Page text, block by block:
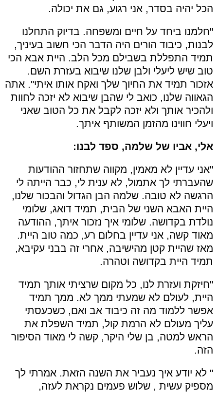
הכל יהיה בסדר, אני רגוע, גם את יכולה.
"חלמנו ביחד על חיים ומשפחה. בדיוק התחלנו
לבנות, כיבוד הורים היה הדבר הכי חשוב בעיניך,
תמיד התפללת בשבילם מכל הלב. היית אבא הכי
טוב שיש ליעלי ולבן שלנו שיבוא בעזרת השם.
אזכור תמיד את החיוך שלך ואקח אותו איתי". אתה
הגאווה שלנו, כואב לי שהבן שיבוא לא יזכה לחוות
ולהכיר אותך ולא יזכה לקבל את כל הטוב שאני
ויעלי חווינו מהזמן המשותף איתך.
אלי, אביו של שלמה, ספד לבנו:
"אני עדיין לא מאמין, מקווה שתחזור ההודעות
שהעברתי לך אתמול, לא ענית לי, כבר הייתה לי
הרגשה לא טובה. שלמה הבן הגדול והבכור שלנו,
היית האבא השני של הבית, תמיד דואג, שלומי
נולדת בקדושה. שלומי איך נזכור איתך, ההודעה
מאוד קשה, אני עדיין בחלום רע, כמה טוב היית.
מאז שהיית קטן מהישיבה, אחרי זה בבני עקיבא,
תמיד היית בקדושה וטהרה.
"חיזקת ועזרת לנו, כל מקום שרציתי אותך תמיד
היית, לעולם לא שמעתי ממך לא. ממך תמיד
אפשר ללמוד מה זה כיבוד אב ואם, כשכעסתי
עליך מעולם לא הרמת קול, תמיד השפלת את
הראש למטה, בן שלי היקר, קשה לי מאוד הסיפור
הזה.
" לא יודע איך נעביר את השנה הזאת. אמרתי לך
מספיק עשית , שלוש פעמים נקראת לעזה,